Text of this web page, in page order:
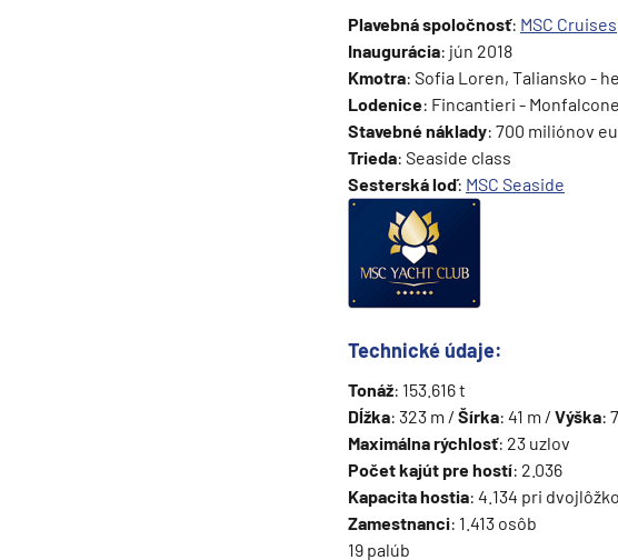
Severná Európa
Grónsko
Island
Nórske fjordy
Nórske fjordy a Pobaltie
Severná Európa
Severozápadná Európa
Britské ostrovy a Írsko
Pobrežie Európy
Severozápadná Európa
Kanárske ostrovy, Madeira a Maroko
Azorské ostrovy
Kanárske ostrovy
Plavebná spoločnosť: MSC Cruises
Inaugurácia: jún 2018
Kmotra: Sofia Loren, Taliansko -
Lodenice: Fincantieri -
Stavebné náklady: 700 miliónov
Trieda: Seaside class
Sesterská loď: MSC Seaside
Technické údaje:
Tonáž: 153.616 t
Dĺžka: 323 m / Šírka: 41 m / Výška:
Maximálna rýchlosť: 23 uzlov
Počet kajút pre hostí: 2.036
Kapacita hostia: 4.134 pri
Zamestnanci: 1.413 osôb
19 palúb